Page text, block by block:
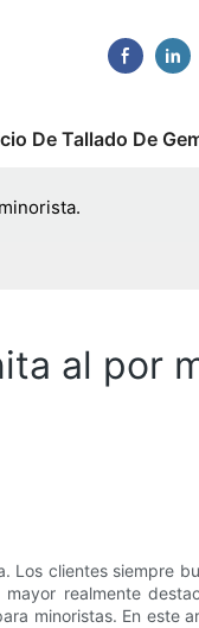
De Tallado De
al por
clientes siempre
realmente
minoristas. En este